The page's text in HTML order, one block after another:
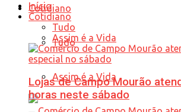
Cotidiano
Tudo
Assim é a Vida
Início
Cotidiano
Tudo
Assim é a Vida
Lojas de Campo Mourão
horas neste sábado